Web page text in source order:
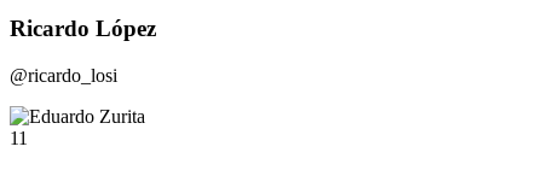
Ricardo López
@ricardo_losi
11